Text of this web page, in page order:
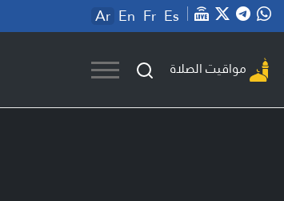
Ar En Fr Es
مواقيت الصلاة